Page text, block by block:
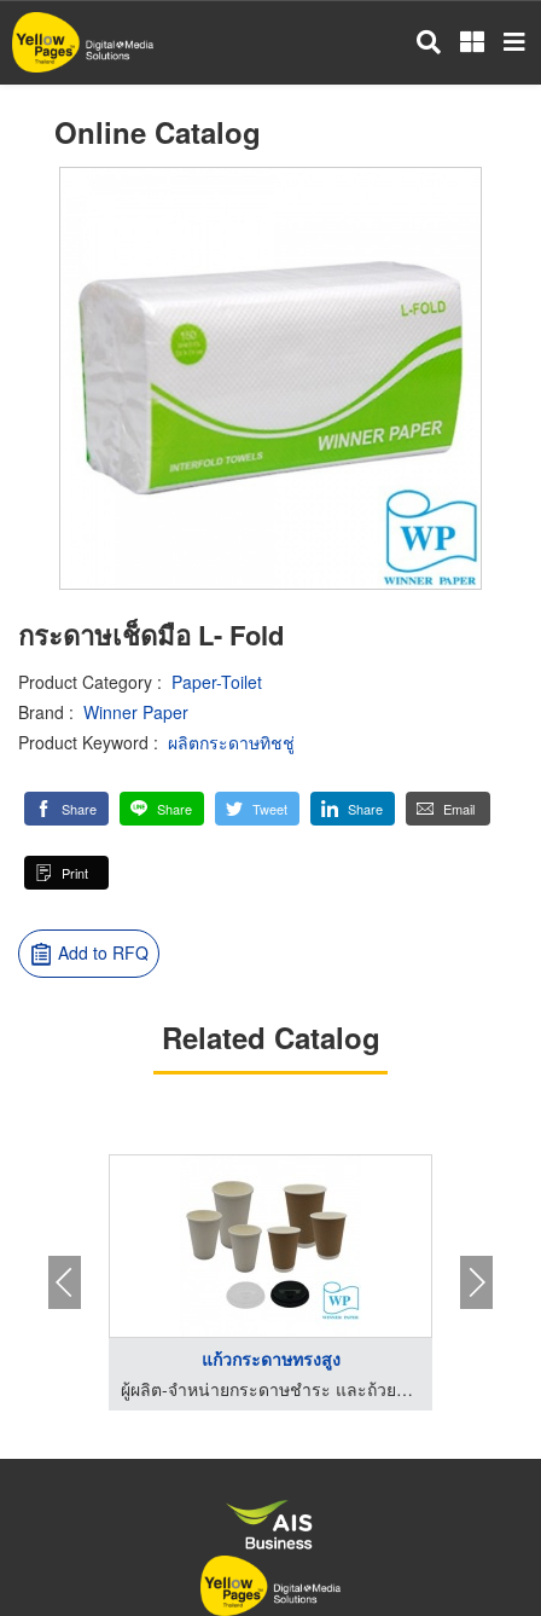
Skip
to
main
Online Catalog
กระดาษเช็ดมือ L- Fold
Product Category : Paper-Toilet
Brand : Winner Paper
Product Keyword : ผลิตกระดาษทิชชู่
Share Share Tweet Share Email
Print
Add to RFQ
Related Catalog
แก้วกระดาษทรงสูง
ผู้ผลิต-จำหน่ายกระดาษชำระ และถ้วยกระดาษ วินเนอร์เปเปอร์